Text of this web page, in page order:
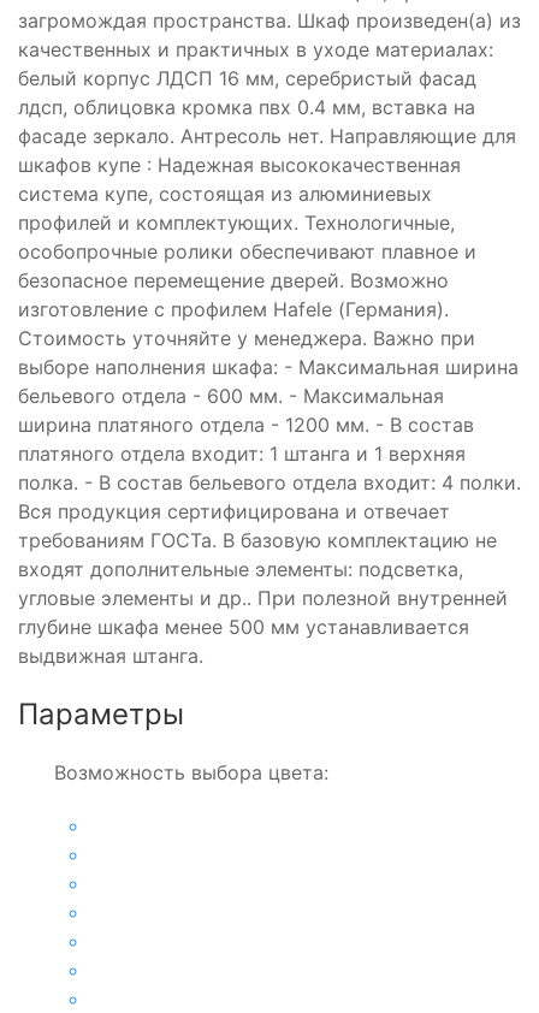
загромождая пространства. Шкаф произведен(а) из
качественных и практичных в уходе материалах:
белый корпус ЛДСП 16 мм, серебристый фасад
лдсп, облицовка кромка пвх 0.4 мм, вставка на
фасаде зеркало. Антресоль нет. Направляющие для
шкафов купе : Надежная высококачественная
система купе, состоящая из алюминиевых
профилей и комплектующих. Технологичные,
особопрочные ролики обеспечивают плавное и
безопасное перемещение дверей. Возможно
изготовление с профилем Hafele (Германия).
Стоимость уточняйте у менеджера. Важно при
выборе наполнения шкафа: - Максимальная ширина
бельевого отдела - 600 мм. - Максимальная
ширина платяного отдела - 1200 мм. - В состав
платяного отдела входит: 1 штанга и 1 верхняя
полка. - В состав бельевого отдела входит: 4 полки.
Вся продукция сертифицирована и отвечает
требованиям ГОСТа. В базовую комплектацию не
входят дополнительные элементы: подсветка,
угловые элементы и др.. При полезной внутренней
глубине шкафа менее 500 мм устанавливается
выдвижная штанга.
Параметры
Возможность выбора цвета: